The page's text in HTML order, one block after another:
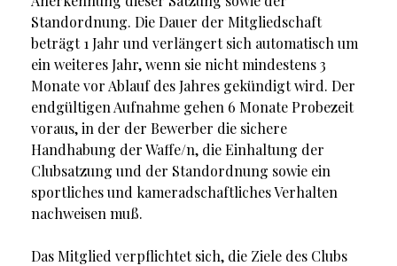
Standordnung. Die Dauer der Mitgliedschaft
beträgt 1 Jahr und verlängert sich automatisch um
ein weiteres Jahr, wenn sie nicht mindestens 3
Monate vor Ablauf des Jahres gekündigt wird. Der
endgültigen Aufnahme gehen 6 Monate Probezeit
voraus, in der der Bewerber die sichere
Handhabung der Waffe/n, die Einhaltung der
Clubsatzung und der Standordnung sowie ein
sportliches und kameradschaftliches Verhalten
nachweisen muß.
Das Mitglied verpflichtet sich, die Ziele des Clubs